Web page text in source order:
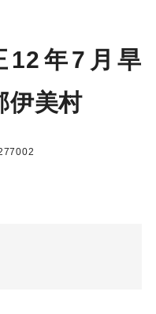
12年7月旱
伊美村